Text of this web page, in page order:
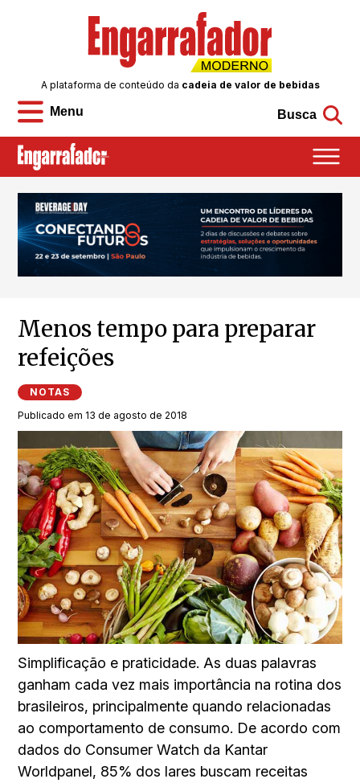
Menu
A plataforma de conteúdo da cadeia de valor de bebidas
Busca
Menos tempo para preparar
refeições
NOTAS
Publicado em 13 de agosto de 2018
Simplificação e praticidade. As duas palavras
ganham cada vez mais importância na rotina dos
brasileiros, principalmente quando relacionadas
ao comportamento de consumo. De acordo com
dados do Consumer Watch da Kantar
Worldpanel, 85% dos lares buscam receitas